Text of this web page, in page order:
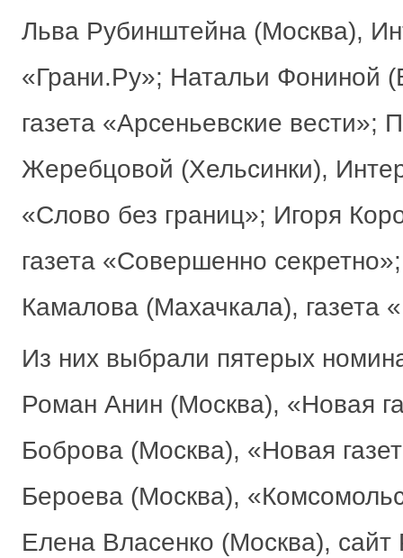
Льва Рубинштейна (Москва),
«Грани.Ру»; Натальи Фониной
газета «Арсеньевские вести»;
Жеребцовой (Хельсинки),
«Слово без границ»; Игоря
газета «Совершенно
Камалова (Махачкала), газета
Из них выбрали пятерых
Роман Анин (Москва), «Новая
Боброва (Москва), «Новая
Бероева (Москва),
Елена Власенко (Москва),